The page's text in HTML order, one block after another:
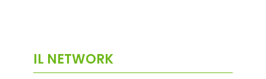
IL NETWORK